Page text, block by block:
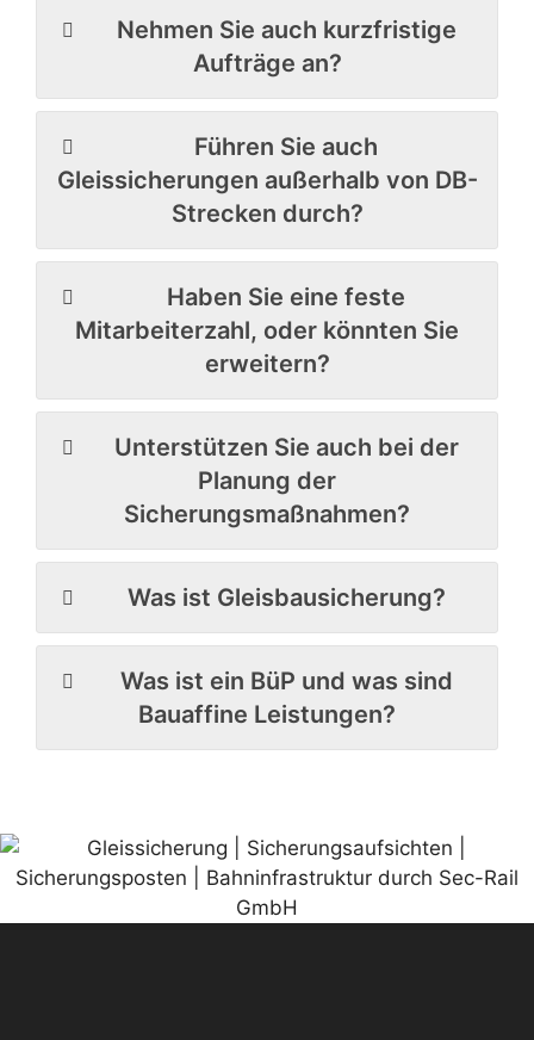
Nehmen Sie auch kurzfristige
Aufträge an?
Führen Sie auch
Gleissicherungen außerhalb von DB-
Strecken durch?
Haben Sie eine feste
Mitarbeiterzahl, oder könnten Sie
erweitern?
Unterstützen Sie auch bei der
Planung der
Sicherungsmaßnahmen?
Was ist Gleisbausicherung?
Was ist ein BüP und was sind
Bauaffine Leistungen?